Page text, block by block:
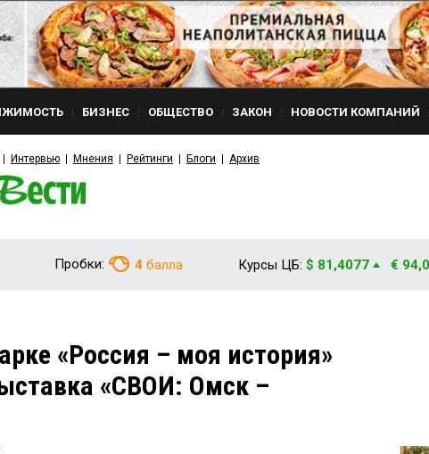
БИЗНЕС ОБЩЕСТВО ЗАКОН НОВОСТИ КОМПАНИЙ
Интервью Мнения Рейтинги Блоги Архив
Пробки: 4 балла Курсы ЦБ: $ 81,4077 €
«Россия – моя история»
«СВОИ: Омск –